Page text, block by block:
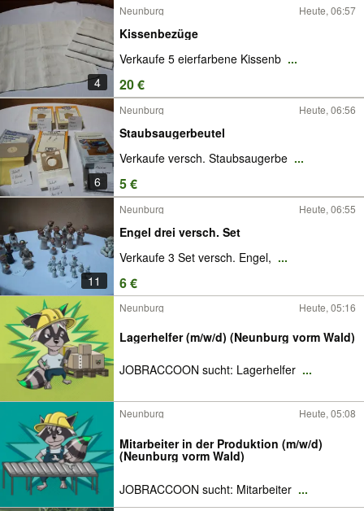
4
Neunburg Heute, 06:57
Kissenbezüge
Verkaufe 5 eierfarbene Kissenb ...
20 €
6
Neunburg Heute, 06:56
Staubsaugerbeutel
Verkaufe versch. Staubsaugerbe ...
5 €
11
Neunburg Heute, 06:55
Engel drei versch. Set
Verkaufe 3 Set versch. Engel, ...
6 €
Neunburg Heute, 05:16
Lagerhelfer (m/w/d) (Neunburg vorm Wald)
JOBRACCOON sucht: Lagerhelfer ...
Neunburg Heute, 05:08
Mitarbeiter in der Produktion (m/w/d)
(Neunburg vorm Wald)
JOBRACCOON sucht: Mitarbeiter ...